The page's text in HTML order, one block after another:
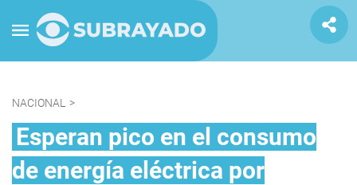
NACIONAL >
Esperan pico en el consumo
de energía eléctrica por